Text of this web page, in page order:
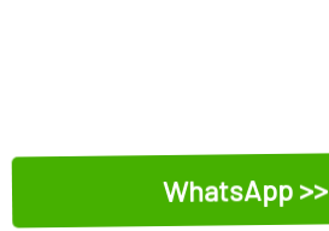
WhatsApp >>